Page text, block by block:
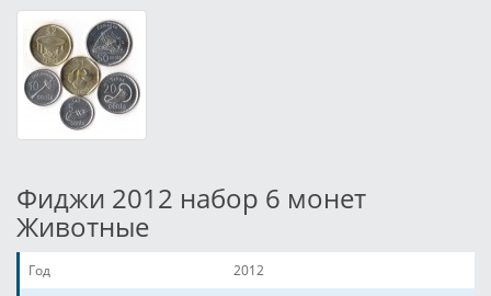
Фиджи 2012 набор 6 монет
Животные
Год
2012